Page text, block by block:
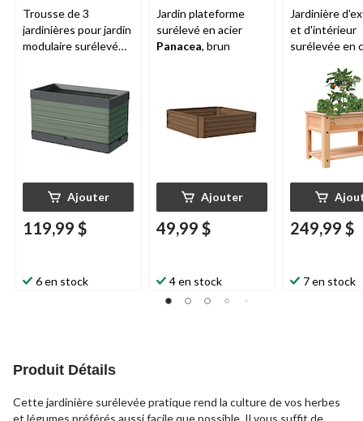
Trousse de 3
jardinières pour jardin
modulaire surélevé
Ajouter
119,99 $
6 en stock
Jardin plateforme
surélevé en acier
Panacea, brun
Ajouter
49,99 $
4 en stock
Jardinière
et d'intérieur
surélevée en
249,99 $
7 en stock
Produit Détails
Cette jardinière surélevée pratique rend la culture de vos herbes
et légumes préférés aussi facile que possible. Il vous suffit de